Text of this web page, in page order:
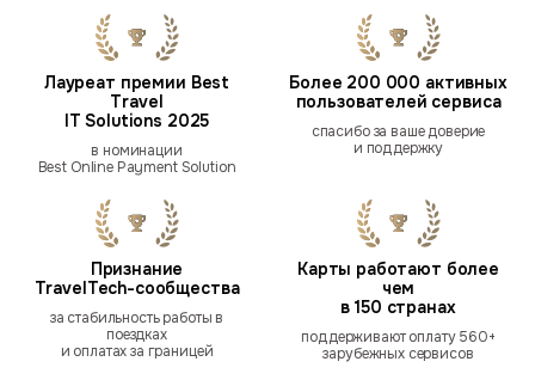
Лауреат премии Best
Travel
IT Solutions 2025
в номинации
Best Online Payment Solution
Более 200 000 активных
пользователей сервиса
спасибо за ваше доверие
и поддержку
Признание
TravelTech-сообщества
за стабильность работы в
поездках
и оплатах за границей
Карты работают более
чем
в 150 странах
поддерживают оплату 560+
зарубежных сервисов